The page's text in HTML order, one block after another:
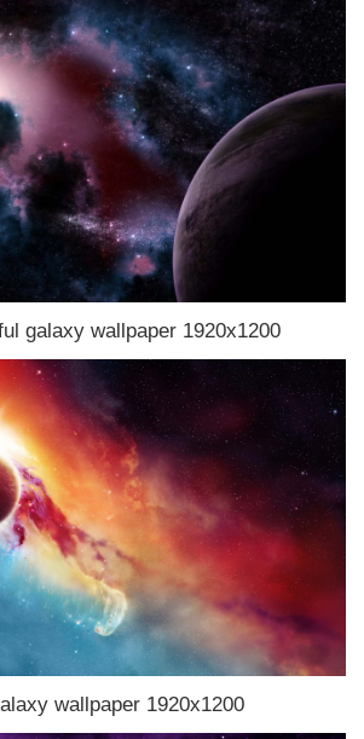
galaxy wallpaper 1920x1200
wallpaper 1920x1200